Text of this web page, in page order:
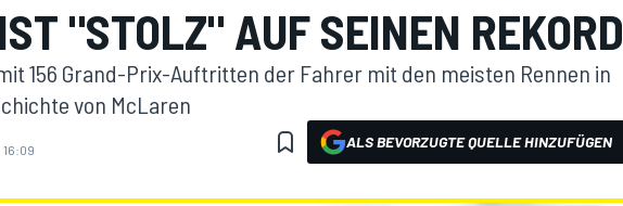
"STOLZ" AUF SEINEN REKORD
156 Grand-Prix-Auftritten der Fahrer mit den meisten Rennen in
von McLaren
ALS BEVORZUGTE QUELLE HINZUFÜGEN